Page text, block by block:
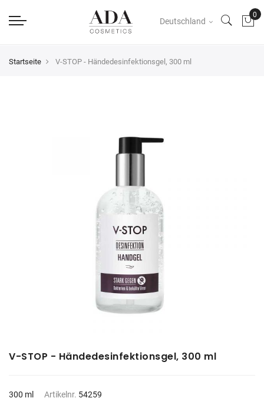
Deutschland
Startseite V-STOP - Händedesinfektionsgel, 300 ml
V-STOP - Händedesinfektionsgel, 300 ml
300 ml Artikelnr. 54259